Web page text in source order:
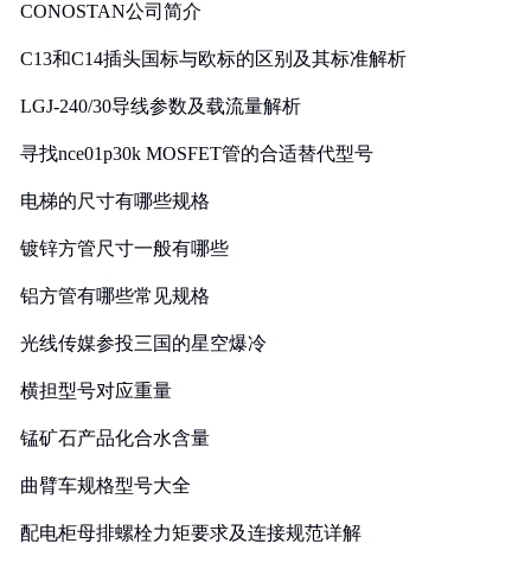
CONOSTAN公司简介
C13和C14插头国标与欧标的区别及其标准解析
LGJ-240/30导线参数及载流量解析
寻找nce01p30k MOSFET管的合适替代型号
电梯的尺寸有哪些规格
镀锌方管尺寸一般有哪些
铝方管有哪些常见规格
光线传媒参投三国的星空爆冷
横担型号对应重量
锰矿石产品化合水含量
曲臂车规格型号大全
配电柜母排螺栓力矩要求及连接规范详解